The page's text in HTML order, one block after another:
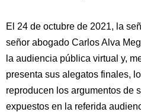
El 24 de octubre de 2021, la
señor abogado Carlos Alva
la audiencia pública virtual y,
presenta sus alegatos finales,
reproducen los argumentos de
expuestos en la referida